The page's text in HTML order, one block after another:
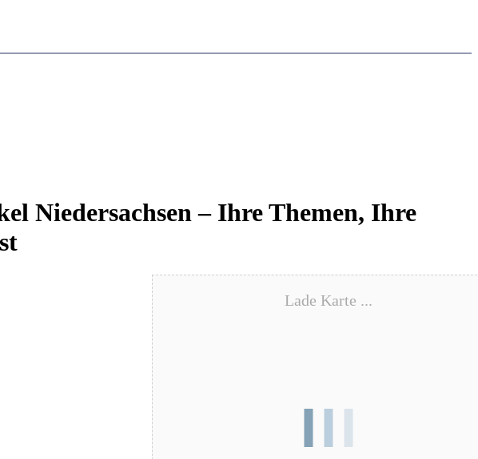
Niedersachsen – Ihre Themen, Ihre
Lade Karte ...